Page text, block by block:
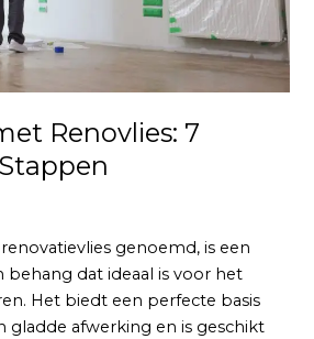
Renovlies: 7
genoemd, is een
behang dat ideaal is voor het
Het biedt een perfecte basis
gladde afwerking en is geschikt